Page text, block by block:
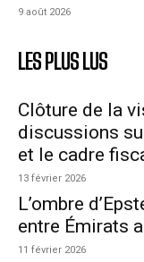
9 août 2026
LES PLUS LUS
Clôture de la
discussions
et le cadre
13 février 2026
L’ombre
entre Émirats
11 février 2026